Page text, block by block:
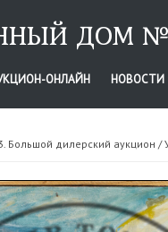
ДОМ
ОНЛАЙН НОВОСТИ
Большой дилерский аукцион /